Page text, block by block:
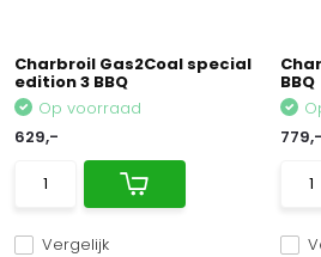
Charbroil Gas2Coal special
edition 3 BBQ
Vergelijk
Op voorraad
629,-
BBQ
779,-